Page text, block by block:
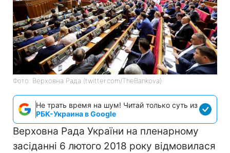
Фото: Верховна Рада (twitter.com/TheBankova)
Не трать время на шум! Читай только суть из
РБК-Украина в Google
Верховна Рада України на пленарному
засіданні 6 лютого 2018 року відмовилася